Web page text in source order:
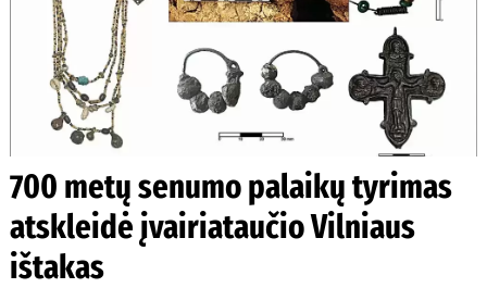
700 metų senumo palaikų tyrimas
atskleidė įvairiataučio Vilniaus
ištakas